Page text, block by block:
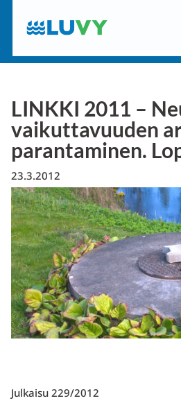
LINKKI 2011 –
vaikuttavuuden
parantaminen.
23.3.2012
Julkaisu 229/2012